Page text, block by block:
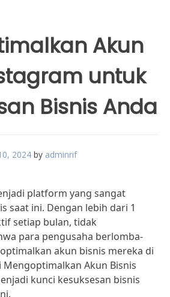
Akun
untuk
Bisnis Anda
2024 by adminrif
platform yang sangat
saat ini. Dengan lebih dari 1
setiap bulan, tidak
para pengusaha berlomba-
akun bisnis mereka di
Akun Bisnis
kunci kesuksesan bisnis